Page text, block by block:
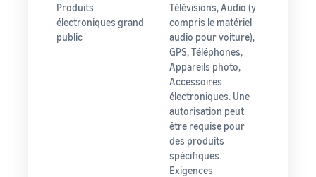
Produits
électroniques grand
public
Télévisions, Audio (y
compris le matériel
audio pour voiture),
GPS, Téléphones,
Appareils photo,
Accessoires
électroniques. Une
autorisation peut
être requise pour
des produits
spécifiques.
Exigences